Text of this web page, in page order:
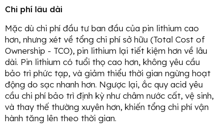
Chi phí lâu dài
Mặc dù chi phí đầu tư ban đầu của pin lithium cao
hơn, nhưng xét về tổng chi phí sở hữu (Total Cost of
Ownership - TCO), pin lithium lại tiết kiệm hơn về lâu
dài. Pin lithium có tuổi thọ cao hơn, không yêu cầu
bảo trì phức tạp, và giảm thiểu thời gian ngừng hoạt
động do sạc nhanh hơn. Ngược lại, ắc quy acid yêu
cầu chi phí bảo trì định kỳ như châm nước cất, vệ sinh,
và thay thế thường xuyên hơn, khiến tổng chi phí vận
hành tăng lên theo thời gian.